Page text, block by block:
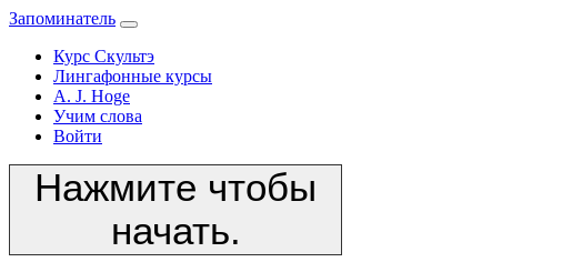
Запоминатель
Курс Скультэ
Лингафонные курсы
A. J. Hoge
Учим слова
Войти
Нажмите чтобы
начать.